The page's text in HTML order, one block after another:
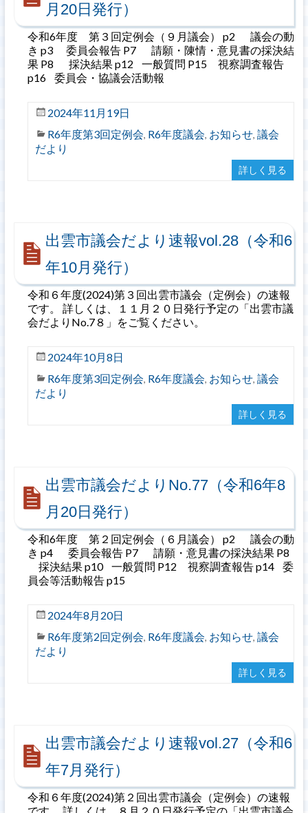
月20日発行）
令和6年度 第３回定例会（９月議会） p2 議会の動
き p3 委員会報告 P7 請願・陳情・意見書の採決結
果 P8 採決結果 p12 一般質問 P15 視察調査報告
p16 委員会・協議会活動報
2024年11月19日
R6年度第3回定例会, R6年度議会, お知らせ, 議会
だより
詳しく見る
出雲市議会だより速報vol.28（令和6
年10月発行）
令和６年度(2024)第３回出雲市議会（定例会）の速報
です。 詳しくは、１１月２０日発行予定の「出雲市議
会だよりNo.7８」をご覧ください。
2024年10月8日
R6年度第3回定例会, R6年度議会, お知らせ, 議会
だより
詳しく見る
出雲市議会だよりNo.77（令和6年8
月20日発行）
令和6年度 第２回定例会（６月議会） p2 議会の動
き p4 委員会報告 P7 請願・意見書の採決結果 P8
採決結果 p10 一般質問 P12 視察調査報告 p14 委
員会等活動報告 p15
2024年8月20日
R6年度第2回定例会, R6年度議会, お知らせ, 議会
だより
詳しく見る
出雲市議会だより速報vol.27（令和6
年7月発行）
令和６年度(2024)第２回出雲市議会（定例会）の速報